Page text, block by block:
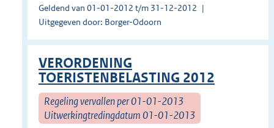
Geldend van 01-01-2012 t/m 31-12-2012
Uitgegeven door: Borger-Odoorn
VERORDENING
TOERISTENBELASTING 2012
Regeling vervallen per 01-01-2013
Uitwerkingtredingdatum 01-01-2013